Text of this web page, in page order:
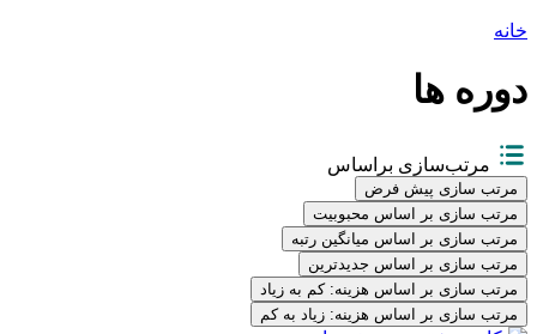
خانه
دوره ها
مرتب‌سازی براساس
مرتب سازی پیش فرض
مرتب سازی بر اساس محبوبیت
مرتب سازی بر اساس میانگین رتبه
مرتب سازی بر اساس جدیدترین
مرتب سازی بر اساس هزینه: کم به زیاد
مرتب سازی بر اساس هزینه: زیاد به کم